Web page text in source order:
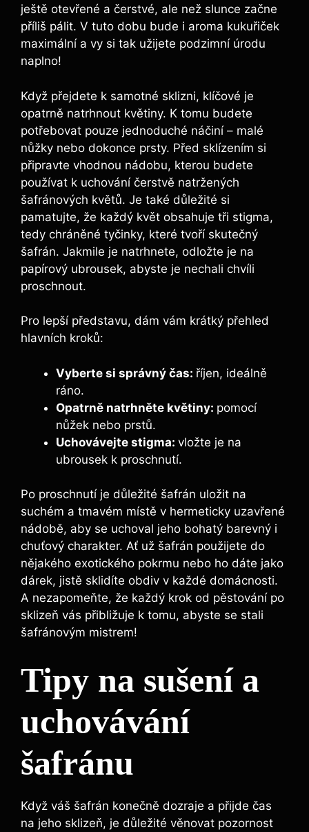
ještě otevřené a čerstvé, ale než slunce začne
příliš pálit. V tuto dobu bude i aroma kukuřiček
maximální a vy si tak užijete podzimní úrodu
naplno!
Když přejdete k samotné sklizni, klíčové je
opatrně natrhnout květiny. K tomu budete
potřebovat pouze jednoduché náčiní – malé
nůžky nebo dokonce prsty. Před sklízením si
připravte vhodnou nádobu, kterou budete
používat k uchování čerstvě natržených
šafránových květů. Je také důležité si
pamatujte, že každý květ obsahuje tři stigma,
tedy chráněné tyčinky, které tvoří skutečný
šafrán. Jakmile je natrhnete, odložte je na
papírový ubrousek, abyste je nechali chvíli
proschnout.
Pro lepší představu, dám vám krátký přehled
hlavních kroků:
Vyberte si správný čas: říjen, ideálně
ráno.
Opatrně natrhněte květiny: pomocí
nůžek nebo prstů.
Uchovávejte stigma: vložte je na
ubrousek k proschnutí.
Po proschnutí je důležité šafrán uložit na
suchém a tmavém místě v hermeticky uzavřené
nádobě, aby se uchoval jeho bohatý barevný i
chuťový charakter. Ať už šafrán použijete do
nějakého exotického pokrmu nebo ho dáte jako
dárek, jistě sklidíte obdiv v každé domácnosti.
A nezapomeňte, že každý krok od pěstování po
sklizeň vás přibližuje k tomu, abyste se stali
šafránovým mistrem!
Tipy na sušení a
uchovávání
šafránu
Když váš šafrán konečně dozraje a přijde čas
na jeho sklizeň, je důležité věnovat pozornost